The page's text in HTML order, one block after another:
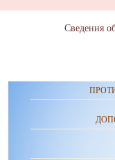
Сведения